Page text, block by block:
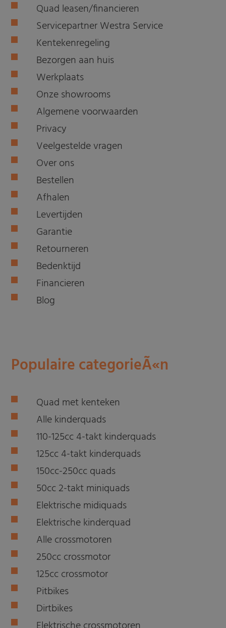
Quad leasen/financieren
Servicepartner Westra Service
Kentekenregeling
Bezorgen aan huis
Werkplaats
Onze showrooms
Algemene voorwaarden
Privacy
Veelgestelde vragen
Over ons
Bestellen
Afhalen
Levertijden
Garantie
Retourneren
Bedenktijd
Financieren
Blog
Populaire categorieÃ«n
Quad met kenteken
Alle kinderquads
110-125cc 4-takt kinderquads
125cc 4-takt kinderquads
150cc-250cc quads
50cc 2-takt miniquads
Elektrische midiquads
Elektrische kinderquad
Alle crossmotoren
250cc crossmotor
125cc crossmotor
Pitbikes
Dirtbikes